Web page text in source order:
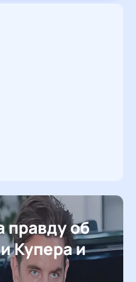
правду об
Купера и